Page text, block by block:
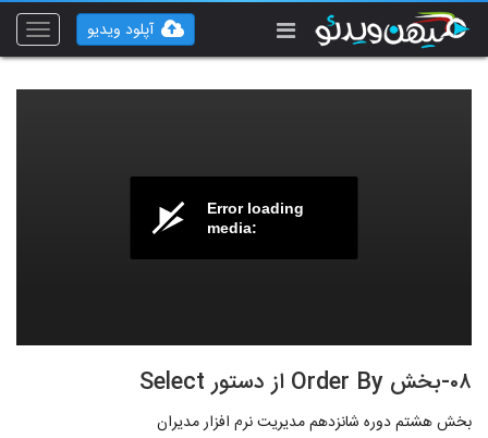
Toggle
آپلود ویدیو
Error loading
media:
۰۸-بخش Order By از دستور Select
بخش هشتم دوره شانزدهم مدیریت نرم افزار مدیران